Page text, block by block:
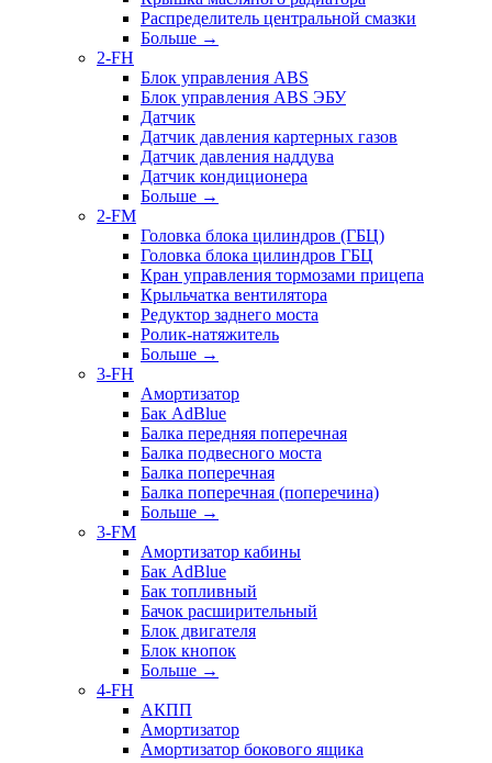
Распределитель центральной смазки
Больше →
2-FH
Блок управления ABS
Блок управления ABS ЭБУ
Датчик
Датчик давления картерных газов
Датчик давления наддува
Датчик кондиционера
Больше →
2-FM
Головка блока цилиндров (ГБЦ)
Головка блока цилиндров ГБЦ
Кран управления тормозами прицепа
Крыльчатка вентилятора
Редуктор заднего моста
Ролик-натяжитель
Больше →
3-FH
Амортизатор
Бак AdBlue
Балка передняя поперечная
Балка подвесного моста
Балка поперечная
Балка поперечная (поперечина)
Больше →
3-FM
Амортизатор кабины
Бак AdBlue
Бак топливный
Бачок расширительный
Блок двигателя
Блок кнопок
Больше →
4-FH
АКПП
Амортизатор
Амортизатор бокового ящика